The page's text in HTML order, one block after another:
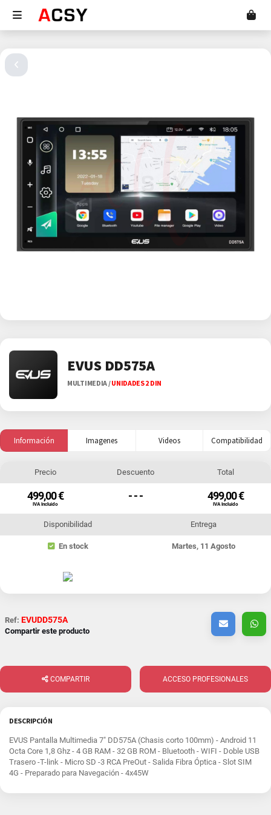
EVUS DD575A
MULTIMEDIA/UNIDADES 2 DIN
Información Imagenes Videos Compatibilidad
Precio
499,00 €
IVA Incluido
Descuento
- - -
Total
499,00 €
IVA Incluido
Disponibilidad
En stock
Entrega
Martes, 11 Agosto
Ref: EVUDD575A
Compartir este producto
COMPARTIR ACCESO PROFESIONALES
DESCRIPCIÓN
EVUS Pantalla Multimedia 7" DD575A (Chasis corto 100mm) - Android 11
Octa Core 1,8 Ghz - 4 GB RAM - 32 GB ROM - Bluetooth - WIFI - Doble USB
Trasero -T-link - Micro SD -3 RCA PreOut - Salida Fibra Óptica - Slot SIM
4G - Preparado para Navegación - 4x45W